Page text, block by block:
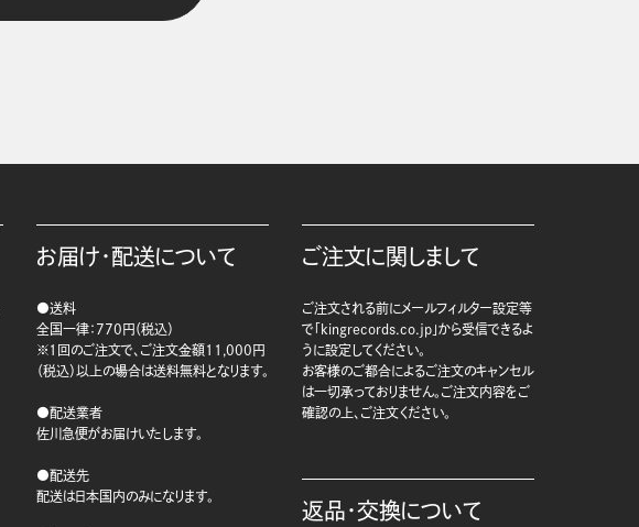
お届け・配送について
●送料
全国一律：770円（税込）
※1回のご注文で、ご注文金額11,000円
（税込）以上の場合は送料無料となります。
●配送業者
佐川急便がお届けいたします。
●配送先
配送は日本国内のみになります。
ご注文に関しまして
ご注文される前にメールフィルター設定等
で「kingrecords.co.jp」から受信できるよ
うに設定してください。
お客様のご都合によるご注文のキャンセル
は一切承っておりません。ご注文内容をご
確認の上、ご注文ください。
返品・交換について